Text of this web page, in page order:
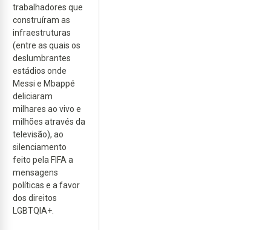
trabalhadores que
construíram as
infraestruturas
(entre as quais os
deslumbrantes
estádios onde
Messi e Mbappé
deliciaram
milhares ao vivo e
milhões através da
televisão), ao
silenciamento
feito pela FIFA a
mensagens
políticas e a favor
dos direitos
LGBTQIA+.